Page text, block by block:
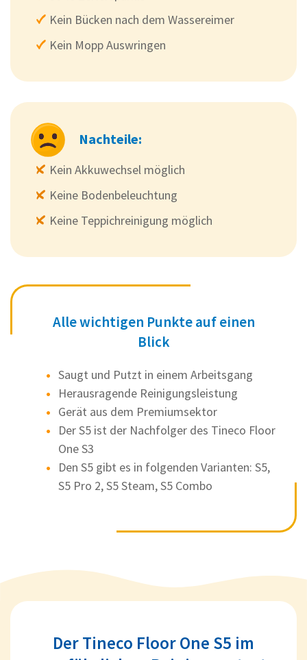
Kein Bücken nach dem Wassereimer
Kein Mopp Auswringen
Nachteile:
Kein Akkuwechsel möglich
Keine Bodenbeleuchtung
Keine Teppichreinigung möglich
Alle wichtigen Punkte auf einen
Blick
Saugt und Putzt in einem Arbeitsgang
Herausragende Reinigungsleistung
Gerät aus dem Premiumsektor
Der S5 ist der Nachfolger des Tineco Floor
One S3
Den S5 gibt es in folgenden Varianten: S5,
S5 Pro 2, S5 Steam, S5 Combo
Der Tineco Floor One S5 im